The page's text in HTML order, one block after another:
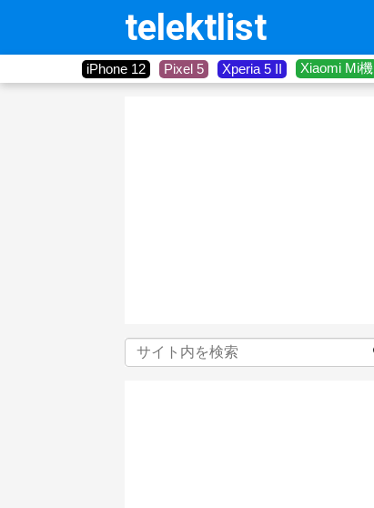
telektlist
iPhone 12 Pixel 5 Xperia 5 II Xiaomi Mi機